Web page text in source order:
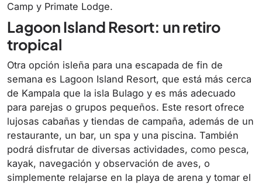
Camp y Primate Lodge.
Lagoon Island Resort: un retiro
tropical
Otra opción isleña para una escapada de fin de
semana es Lagoon Island Resort, que está más cerca
de Kampala que la isla Bulago y es más adecuado
para parejas o grupos pequeños. Este resort ofrece
lujosas cabañas y tiendas de campaña, además de un
restaurante, un bar, un spa y una piscina. También
podrá disfrutar de diversas actividades, como pesca,
kayak, navegación y observación de aves, o
simplemente relajarse en la playa de arena y tomar el